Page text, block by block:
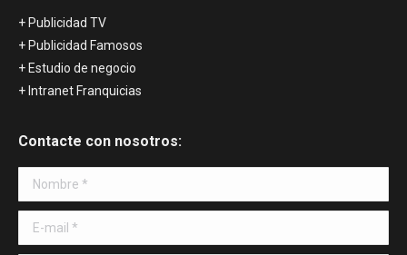
+ Publicidad TV
+ Publicidad Famosos
+ Estudio de negocio
+ Intranet Franquicias
Contacte con nosotros:
Nombre *
E-mail *